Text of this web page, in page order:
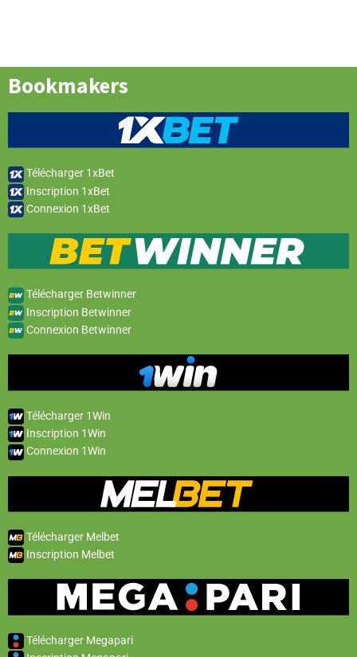
Bookmakers
Télécharger 1xBet
Inscription 1xBet
Connexion 1xBet
Télécharger Betwinner
Inscription Betwinner
Connexion Betwinner
Télécharger 1Win
Inscription 1Win
Connexion 1Win
Télécharger Melbet
Inscription Melbet
Télécharger Megapari